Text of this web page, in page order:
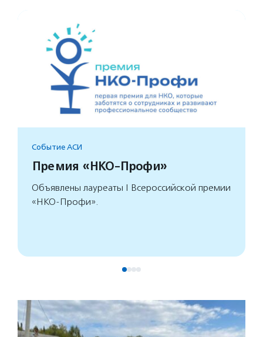
Событие АСИ
Премия «НКО-Профи»
Объявлены лауреаты I Всероссийской премии
«НКО-Профи».